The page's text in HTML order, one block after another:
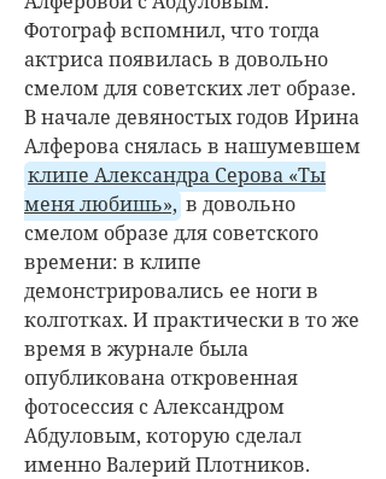
Фотограф вспомнил, что тогда
актриса появилась в довольно
смелом для советских лет образе.
В начале девяностых годов Ирина
Алферова снялась в нашумевшем
клипе Александра Серова «Ты
меня любишь», в довольно
смелом образе для советского
времени: в клипе
демонстрировались ее ноги в
колготках. И практически в то же
время в журнале была
опубликована откровенная
фотосессия с Александром
Абдуловым, которую сделал
именно Валерий Плотников.